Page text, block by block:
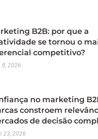
B2B: por que a
se tornou o
competitivo?
8, 2026
no marketing
constroem
de decisão
23, 2026